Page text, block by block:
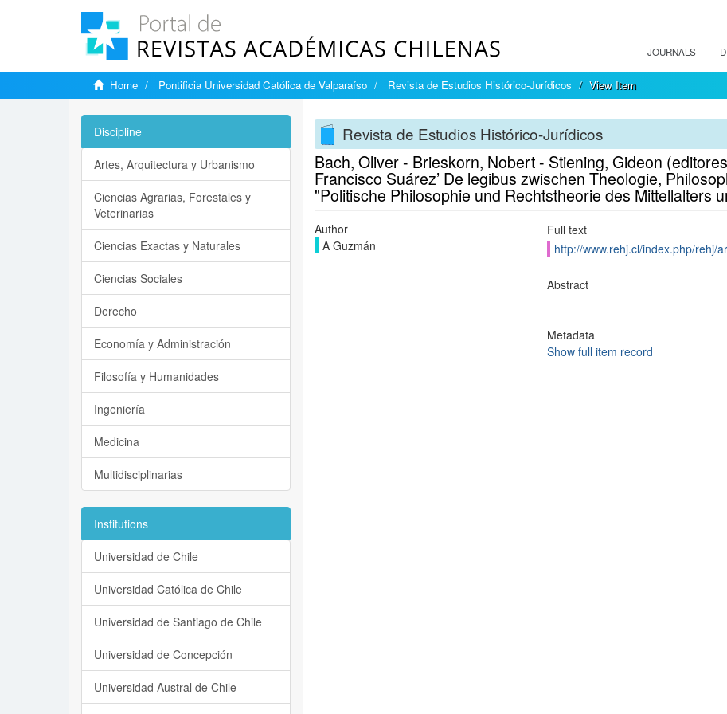
JOURNALS
Home Pontificia Universidad Católica de Valparaíso Revista de Estudios Histórico-Jurídicos View Item
Revista de Estudios Histórico-Jurídicos
Bach, Oliver - Brieskorn, Nobert - Stiening, Gideon
Francisco Suárez’ De legibus zwischen Theologie,
"Politische Philosophie und Rechtstheorie des Mittellalters
Author
A Guzmán
Full text
http://www.rehj.cl/index.php/rehj/
Abstract
Metadata
Show full item record
Discipline
Artes, Arquitectura y Urbanismo
Ciencias Agrarias, Forestales y
Veterinarias
Ciencias Exactas y Naturales
Ciencias Sociales
Derecho
Economía y Administración
Filosofía y Humanidades
Ingeniería
Medicina
Multidisciplinarias
Institutions
Universidad de Chile
Universidad Católica de Chile
Universidad de Santiago de Chile
Universidad de Concepción
Universidad Austral de Chile